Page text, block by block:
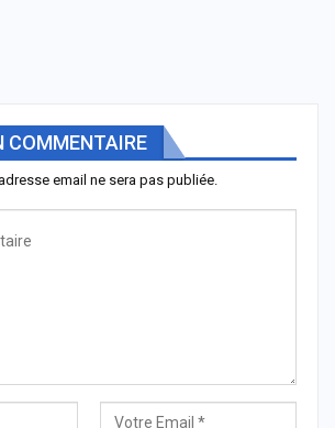
COMMENTAIRE
email ne sera pas publiée.